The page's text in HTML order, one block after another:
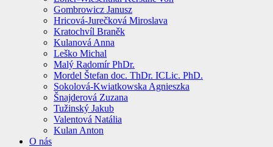
Gombrowicz Janusz
Hricová-Jurečková Miroslava
Kratochvíl Braněk
Kulanová Anna
Leško Michal
Malý Radomír PhDr.
Mordel Štefan doc. ThDr. ICLic. PhD.
Sokolová-Kwiatkowska Agnieszka
Šnajderová Zuzana
Tužinský Jakub
Valentová Natália
Kulan Anton
O nás